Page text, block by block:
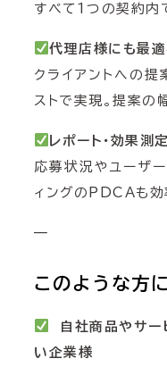
すべて1つの契約内
代理店様にも最
クライアントへの提
ストで実現。提案の
レポート・効果測
応募状況やユーザ
ィングのPDCAも効
—
このような方
自社商品やサー
い企業様